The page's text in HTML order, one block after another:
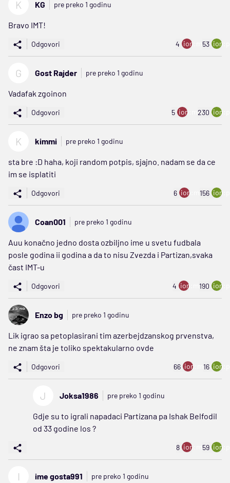
K KG pre preko 1 godinu
Bravo IMT!
Odgovori 4 ion:minus
53
G Gost Rajder pre preko 1 godinu
Vadafak zgoinon
Odgovori 5 ion:minus
230
K kimmi pre preko 1 godinu
sta bre :D haha, koji random potpis, sjajno. nadam se da ce
im se isplatiti
Odgovori 6 ion:minus
156
Coan001 pre preko 1 godinu
Auu konačno jedno dosta ozbiljno ime u svetu fudbala
posle godina ii godina a da to nisu Zvezda i Partizan,svaka
čast IMT-u
Odgovori 4 ion:minus
190
Enzo bg pre preko 1 godinu
Lik igrao sa petoplasirani tim azerbejdzanskog prvenstva,
ne znam šta je toliko spektakularno ovde
Odgovori 66 ion:minus
16
J Joksa1986 pre preko 1 godinu
Gdje su to igrali napadaci Partizana pa Ishak Belfodil
od 33 godine los ?
8 ion:minus
59
I ime gosta991 pre preko 1 godinu